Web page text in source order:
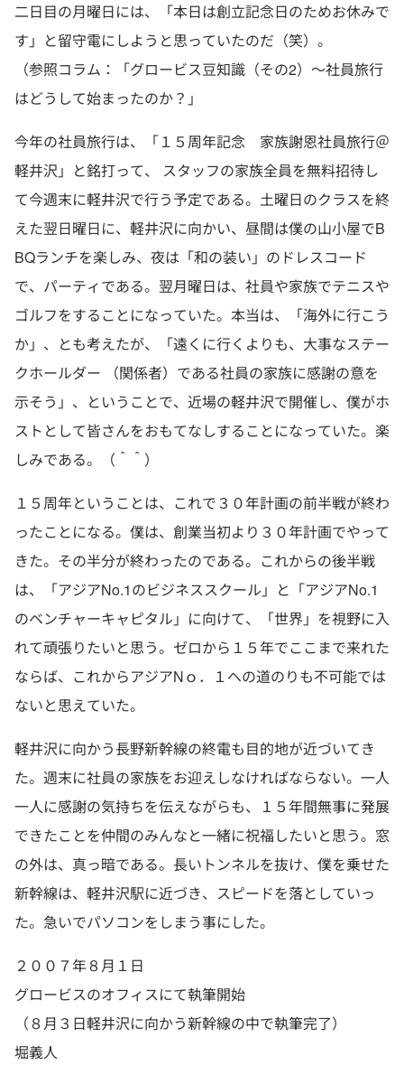
二日目の月曜日には、「本日は創立記念日のためお休みで
す」と留守電にしようと思っていたのだ（笑）。
（参照コラム：「グロービス豆知識（その2）〜社員旅行
はどうして始まったのか？」
今年の社員旅行は、「１５周年記念 家族謝恩社員旅行＠
軽井沢」と銘打って、 スタッフの家族全員を無料招待し
て今週末に軽井沢で行う予定である。土曜日のクラスを終
えた翌日曜日に、軽井沢に向かい、昼間は僕の山小屋でB
BQランチを楽しみ、夜は「和の装い」のドレスコード
で、パーティである。翌月曜日は、社員や家族でテニスや
ゴルフをすることになっていた。本当は、「海外に行こう
か」、とも考えたが、「遠くに行くよりも、大事なステー
クホールダー （関係者）である社員の家族に感謝の意を
示そう」、ということで、近場の軽井沢で開催し、僕がホ
ストとして皆さんをおもてなしすることになっていた。楽
しみである。（＾＾）
１５周年ということは、これで３０年計画の前半戦が終わ
ったことになる。僕は、創業当初より３０年計画でやって
きた。その半分が終わったのである。これからの後半戦
は、「アジアNo.1のビジネススクール」と「アジアNo.1
のベンチャーキャピタル」に向けて、「世界」を視野に入
れて頑張りたいと思う。ゼロから１５年でここまで来れた
ならば、これからアジアNｏ．１への道のりも不可能では
ないと思えていた。
軽井沢に向かう長野新幹線の終電も目的地が近づいてき
た。週末に社員の家族をお迎えしなければならない。一人
一人に感謝の気持ちを伝えながらも、１５年間無事に発展
できたことを仲間のみんなと一緒に祝福したいと思う。窓
の外は、真っ暗である。長いトンネルを抜け、僕を乗せた
新幹線は、軽井沢駅に近づき、スピードを落としていっ
た。急いでパソコンをしまう事にした。
２００７年８月１日
グロービスのオフィスにて執筆開始
（８月３日軽井沢に向かう新幹線の中で執筆完了）
堀義人